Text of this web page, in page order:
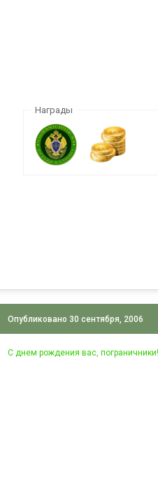
Награды
Опубликовано 30 сентября, 2006
С днем рождения вас, пограничники!